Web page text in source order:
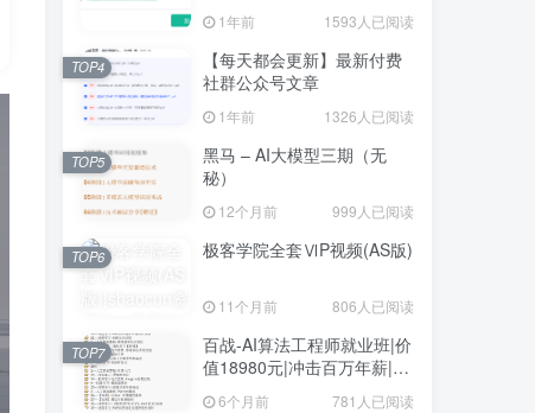
1年前 1593人已阅读
【每天都会更新】最新付费
社群公众号文章
1年前 1326人已阅读
TOP4
黑马 – AI大模型三期（无
秘）
12个月前 999人已阅读
TOP5
极客学院全套ⅥP视频(AS版)
11个月前 806人已阅读
TOP6
百战-AI算法工程师就业班|价
值18980元|冲击百万年薪|完
结无秘
6个月前 781人已阅读
TOP7